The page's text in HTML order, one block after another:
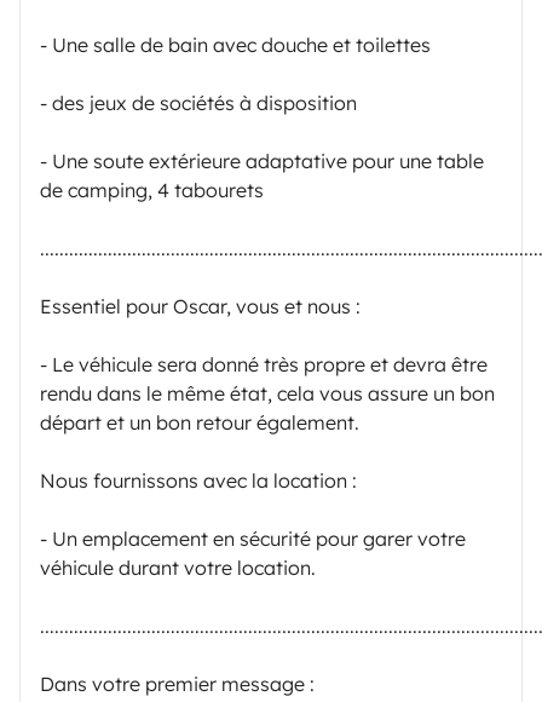
- Une salle de bain avec douche et toilettes
- des jeux de sociétés à disposition
- Une soute extérieure adaptative pour une table
de camping, 4 tabourets
Essentiel pour Oscar, vous et nous :
- Le véhicule sera donné très propre et devra être
rendu dans le même état, cela vous assure un bon
départ et un bon retour également.
Nous fournissons avec la location :
- Un emplacement en sécurité pour garer votre
véhicule durant votre location.
Dans votre premier message :